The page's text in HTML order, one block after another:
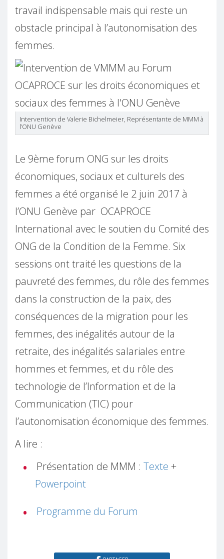
travail indispensable mais qui reste un
obstacle principal à l’autonomisation des
femmes.
Intervention de Valerie Bichelmeier, Représentante de MMM à
l’ONU Genève
Le 9ème forum ONG sur les droits
économiques, sociaux et culturels des
femmes a été organisé le 2 juin 2017 à
l’ONU Genève par OCAPROCE
International avec le soutien du Comité des
ONG de la Condition de la Femme. Six
sessions ont traité les questions de la
pauvreté des femmes, du rôle des femmes
dans la construction de la paix, des
conséquences de la migration pour les
femmes, des inégalités autour de la
retraite, des inégalités salariales entre
hommes et femmes, et du rôle des
technologie de l’Information et de la
Communication (TIC) pour
l’autonomisation économique des femmes.
A lire :
Présentation de MMM : Texte +
Powerpoint
Programme du Forum